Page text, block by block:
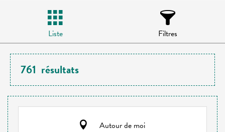
Liste Filtres
761 résultats
Autour de moi